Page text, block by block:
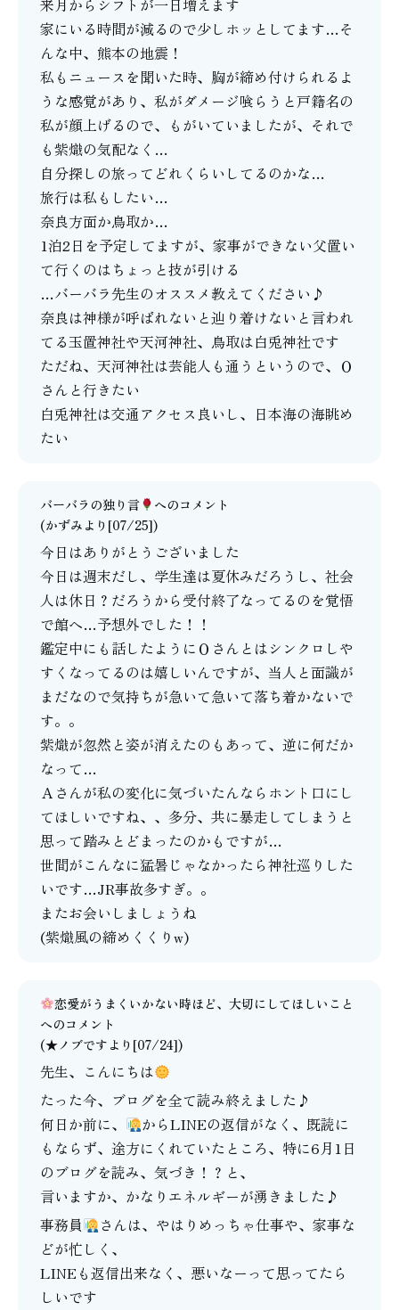
来月からシフトが一日増えます
家にいる時間が減るので少しホッとしてます…そ
んな中、熊本の地震！
私もニュースを聞いた時、胸が締め付けられるよ
うな感覚があり、私がダメージ喰らうと戸籍名の
私が顔上げるので、もがいていましたが、それで
も紫熾の気配なく…
自分探しの旅ってどれくらいしてるのかな…
旅行は私もしたい…
奈良方面か鳥取か…
1泊2日を予定してますが、家事ができない父置い
て行くのはちょっと技が引ける
…バーバラ先生のオススメ教えてください♪
奈良は神様が呼ばれないと辿り着けないと言われ
てる玉置神社や天河神社、鳥取は白兎神社です
ただね、天河神社は芸能人も通うというので、Ｏ
さんと行きたい
白兎神社は交通アクセス良いし、日本海の海眺め
たい
バーバラの独り言
へのコメント
(かずみより[07/25])
今日はありがとうございました
今日は週末だし、学生達は夏休みだろうし、社会
人は休日？だろうから受付終了なってるのを覚悟
で館へ…予想外でした！！
鑑定中にも話したようにＯさんとはシンクロしや
すくなってるのは嬉しいんですが、当人と面識が
まだなので気持ちが急いて急いて落ち着かないで
す。。
紫熾が忽然と姿が消えたのもあって、逆に何だか
なって…
Ａさんが私の変化に気づいたんならホント口にし
てほしいですね、、多分、共に暴走してしまうと
思って踏みとどまったのかもですが…
世間がこんなに猛暑じゃなかったら神社巡りした
いです…JR事故多すぎ。。
またお会いしましょうね
(紫熾風の締めくくりw)
恋愛がうまくいかない時ほど、大切にしてほしいこと
へのコメント
(★ノブですより[07/24])
先生、こんにちは
たった今、ブログを全て読み終えました♪
何日か前に、
からLINEの返信がなく、既読に
もならず、途方にくれていたところ、特に6月1日
のブログを読み、気づき！？と、
言いますか、かなりエネルギーが湧きました♪
事務員
さんは、やはりめっちゃ仕事や、家事な
どが忙しく、
LINEも返信出来なく、悪いなーって思ってたら
しいです